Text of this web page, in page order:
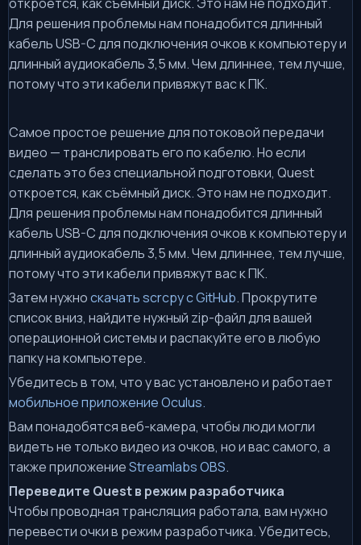
Для решения проблемы нам понадобится длинный
кабель USB-C для подключения очков к компьютеру и
длинный аудиокабель 3,5 мм. Чем длиннее, тем лучше,
потому что эти кабели привяжут вас к ПК.
Самое простое решение для потоковой передачи
видео — транслировать его по кабелю. Но если
сделать это без специальной подготовки, Quest
откроется, как съёмный диск. Это нам не подходит.
Для решения проблемы нам понадобится длинный
кабель USB-C для подключения очков к компьютеру и
длинный аудиокабель 3,5 мм. Чем длиннее, тем лучше,
потому что эти кабели привяжут вас к ПК.
Затем нужноскачать scrcpy с GitHub. Прокрутите
список вниз, найдите нужный zip-файл для вашей
операционной системы и распакуйте его в любую
папку на компьютере.
Убедитесь в том, что у вас установлено и работает
мобильное приложение Oculus.
Вам понадобятся веб-камера, чтобы люди могли
видеть не только видео из очков, но и вас самого, а
также приложениеStreamlabs OBS.
Переведите Quest в режим разработчика
Чтобы проводная трансляция работала, вам нужно
перевести очки в режим разработчика. Убедитесь,